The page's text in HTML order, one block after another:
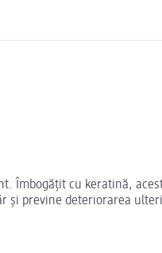
cu keratină,
și previne deteriorarea